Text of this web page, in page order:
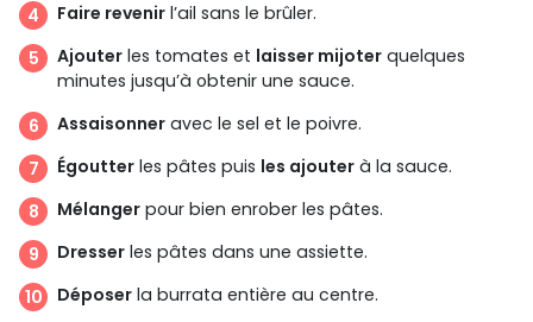
Faire revenir l’ail sans le brûler.
Ajouter les tomates et laisser mijoter quelques
minutes jusqu’à obtenir une sauce.
Assaisonner avec le sel et le poivre.
Égoutter les pâtes puis les ajouter à la sauce.
Mélanger pour bien enrober les pâtes.
Dresser les pâtes dans une assiette.
Déposer la burrata entière au centre.